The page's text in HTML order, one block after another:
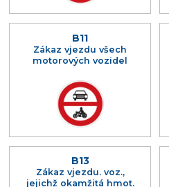
B11
Zákaz vjezdu všech
motorových vozidel
B13
Zákaz vjezdu. voz.,
jejichž okamžitá hmot.